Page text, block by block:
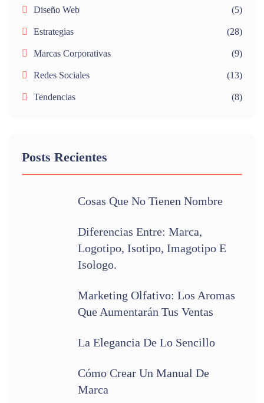
Diseño Web (5)
Estrategias (28)
Marcas Corporativas (9)
Redes Sociales (13)
Tendencias (8)
Posts Recientes
Cosas Que No Tienen Nombre
Diferencias Entre: Marca,
Logotipo, Isotipo, Imagotipo E
Isologo.
Marketing Olfativo: Los Aromas
Que Aumentarán Tus Ventas
La Elegancia De Lo Sencillo
Cómo Crear Un Manual De
Marca